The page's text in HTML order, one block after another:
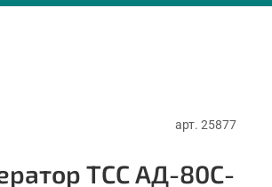
арт. 25877
ТСС АД-80С-